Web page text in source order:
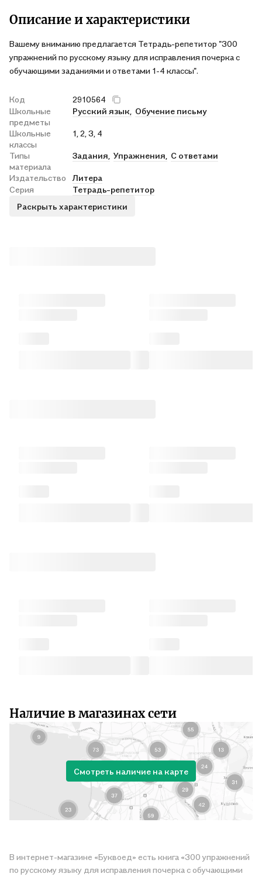
Описание и характеристики
Вашему вниманию предлагается Тетрадь-репетитор "300
упражнений по русскому языку для исправления почерка с
обучающими заданиями и ответами 1-4 классы".
Код
2910564
Школьные
предметы
Русский язык, Обучение письму
Школьные
классы
1, 2, 3, 4
Типы
материала
Задания, Упражнения, С ответами
Издательство
Литера
Серия
Тетрадь-репетитор
Раскрыть характеристики
Наличие в магазинах сети
Смотреть наличие на карте
В интернет-магазине «Буквоед» есть книга «300 упражнений
по русскому языку для исправления почерка с обучающими